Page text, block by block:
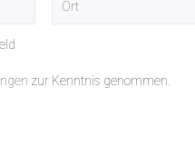
zur Kenntnis genommen.